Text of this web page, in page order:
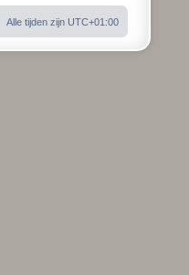
Alle tijden zijn UTC+01:00